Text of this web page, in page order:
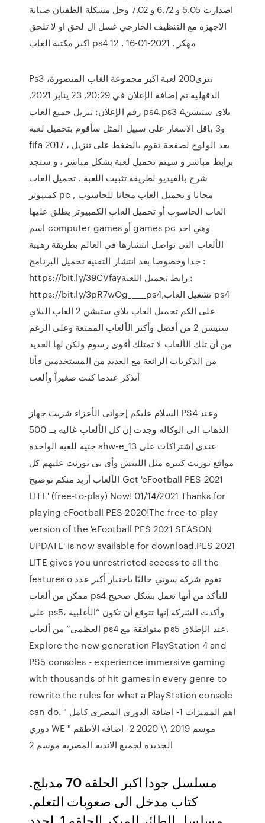
اصدارت 5.05 و 6.72 و 7.02 وحل مشكلة الطفيان صيانة
الاجهزة مع التنظيف الخارجي غسل ال لحق او لا تلحق
اكبر مكتبة العاب ps4 مهكر . 2021-01-16 . 12
Ps3 تنزي200 لعبة اكبر مجموعة الغاب المنصورة،
الدقهلية تم إضافة الإعلان في 20:29, 23 يناير 2021,
رقم الإعلان: تنزيل جميع العاب ps4.ps3 بلاى ستيشن4
و3 باقل الاسعار على سبيل المثل سأقوم بتحميل لعبة
fifa 2017 ، بعد الولوج لصفحة تقوم بالضغط على تنزيل
برابط مباشر و سيتم تحميل لعبة بشكل مباشر ، و ستجد
شرح بالفيديو لطريقة تثبيت اللعبة . تحميل العاب
كمبيوتر pc مجانا و تحميل العاب مجانا للحاسوب ,
العاب الحاسوب أو تحميل العاب الكمبيوتر يطلق عليها
اسم computer games أو games pc وهي احد
الألعاب التي تواصل انتشارها في العالم بطريقة رهيبة
جدا وخصوصا بعد انتشار التقنية تحميل البرنامج :
https://bit.ly/39CVfayرابط تحميل اللعبة :
https://bit.ly/3pR7wOg_____ps4,تشغيل العاب ps4
على الكم تحميل العاب بلاي ستيشن 2 العاب البلاي
ستيشن 2 من أفضل وأكثر الألعاب الممتعة وعلى الرغم
من أن تلك الألعاب لا تمتلك أقوى رسوم ولكن لها العديد
من الذكريات الرائعة مع العديد من المستخدمين فأنا
أتذكر عندما كنت صغيراً وألعب
السلام عليكم إخوانى الأعزاء شريت جهاز PS4 وعند
الذهاب الى الوكاله وجدت إن كل الألعاب غاليه بــ 500
جنيه للعبه الواحده ahw-e_13 عندى إشتراكات على
مواقع تورنت كبيره مثل الليتش وأى بى تورنت عليهم كل
الألعاب أريد منكم توضيح Get 'eFootball PES 2021
LITE' (free-to-play) Now! 01/14/2021 Thanks for
playing eFootball PES 2020!The free-to-play
version of the 'eFootball PES 2021 SEASON
UPDATE' is now available for download.PES 2021
LITE gives you unrestricted access to all the
features o تقوم شركة سوني حاليًا باختبار أكبر عدد
ممكن من ألعاب ps4 للتأكد من أنها تعمل بشكل صحيح
على ps5، وأكدت الشركة إنها تتوقع أن تكون “الأغلبية
العظمى” من ألعاب ps4 متوافقة مع ps5 عند الإطلاق.
Explore the new generation PlayStation 4 and
PS5 consoles - experience immersive gaming
with thousands of hit games in every genre to
rewrite the rules for what a PlayStation console
can do. اهم المميزات 1- اضافة الدوري المصري كامل "
دوري WE " موسم 2019 \\ 2020 2- اضافه الاطقم
الجديده لجميع الانديه المصريه موسم 2
مسلسل جودا اكبر الحلقه 70 مدبلج.
كتاب مدخل الى صعوبات التعلم.